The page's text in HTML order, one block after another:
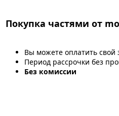
Покупка частями от
Вы можете оплатить свой
Период рассрочки без
Без комиссии